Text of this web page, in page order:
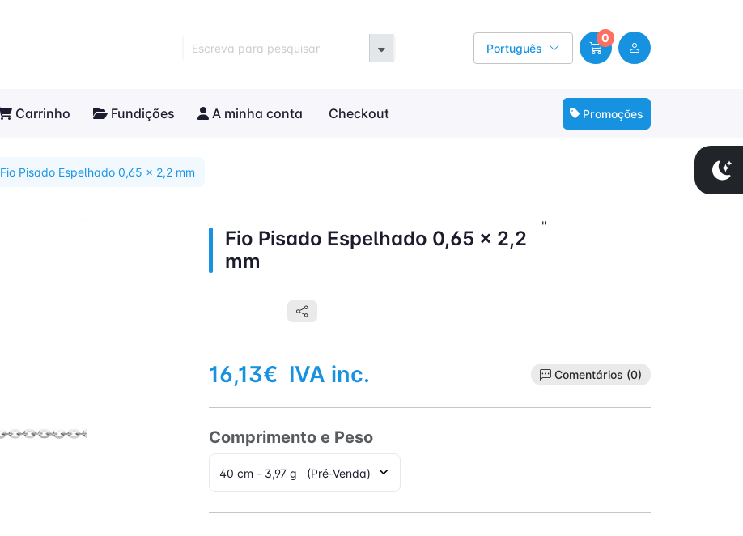
Escreva para pesquisar Português
0
Carrinho Fundições A minha conta Checkout Promoções
Fio Pisado Espelhado 0,65 x 2,2 mm
Fio Pisado Espelhado 0,65 x 2,2
mm
"
16,13€ IVA inc. Comentários (0)
Comprimento e Peso